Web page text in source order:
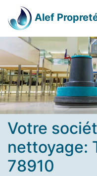
Alef
Votre
nettoyage:
78910